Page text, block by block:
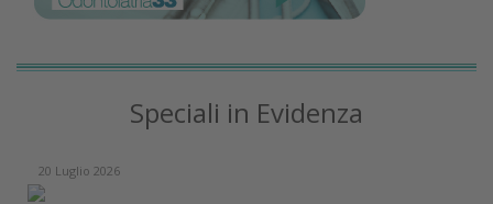
Speciali in Evidenza
20 Luglio 2026